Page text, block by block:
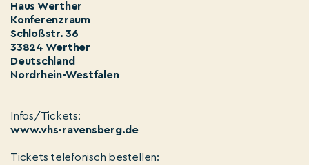
Haus Werther
Konferenzraum
Schloßstr. 36
33824 Werther
Deutschland
Nordrhein-Westfalen
Infos/Tickets:
www.vhs-ravensberg.de
Tickets telefonisch bestellen: